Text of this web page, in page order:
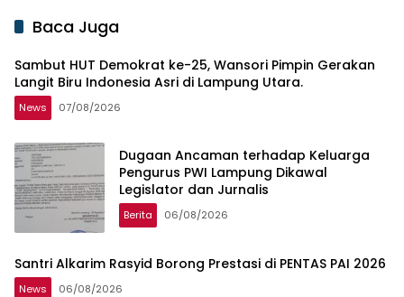
Baca Juga
Sambut HUT Demokrat ke-25, Wansori Pimpin Gerakan
Langit Biru Indonesia Asri di Lampung Utara.
News 07/08/2026
Dugaan Ancaman terhadap Keluarga
Pengurus PWI Lampung Dikawal
Legislator dan Jurnalis
Berita 06/08/2026
Santri Alkarim Rasyid Borong Prestasi di PENTAS PAI 2026
News 06/08/2026